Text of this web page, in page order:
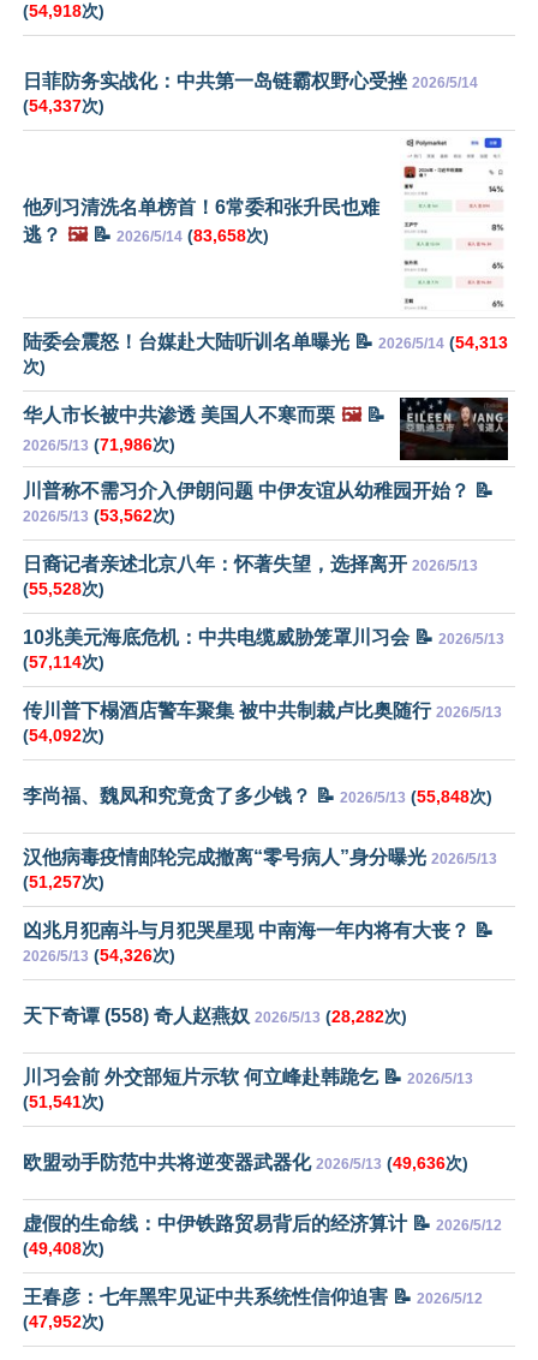
(54,918次)
日菲防务实战化：中共第一岛链霸权野心受挫 2026/5/14
(54,337次)
他列习清洗名单榜首！6常委和张升民也难
逃？ 🖼️📝 2026/5/14 (83,658次)
陆委会震怒！台媒赴大陆听训名单曝光 📝 2026/5/14 (54,313
次)
华人市长被中共渗透 美国人不寒而栗 🖼️📝
2026/5/13 (71,986次)
川普称不需习介入伊朗问题 中伊友谊从幼稚园开始？ 📝
2026/5/13 (53,562次)
日裔记者亲述北京八年：怀著失望，选择离开 2026/5/13
(55,528次)
10兆美元海底危机：中共电缆威胁笼罩川习会 📝 2026/5/13
(57,114次)
传川普下榻酒店警车聚集 被中共制裁卢比奥随行 2026/5/13
(54,092次)
李尚福、魏凤和究竟贪了多少钱？ 📝 2026/5/13 (55,848次)
汉他病毒疫情邮轮完成撤离“零号病人”身分曝光 2026/5/13
(51,257次)
凶兆月犯南斗与月犯哭星现 中南海一年内将有大丧？ 📝
2026/5/13 (54,326次)
天下奇谭 (558) 奇人赵燕奴 2026/5/13 (28,282次)
川习会前 外交部短片示软 何立峰赴韩跪乞 📝 2026/5/13
(51,541次)
欧盟动手防范中共将逆变器武器化 2026/5/13 (49,636次)
虚假的生命线：中伊铁路贸易背后的经济算计 📝 2026/5/12
(49,408次)
王春彦：七年黑牢见证中共系统性信仰迫害 📝 2026/5/12
(47,952次)